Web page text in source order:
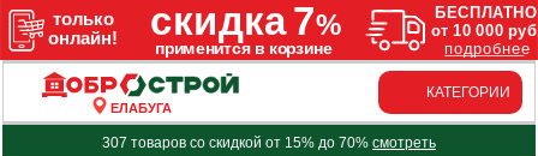
ЕЛАБУГА
КАТЕГОРИИ
307 товаров со скидкой от 15% до 70% смотреть